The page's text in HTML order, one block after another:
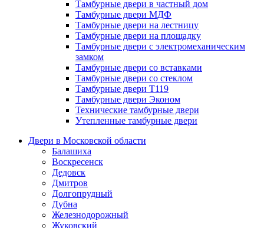
Тамбурные двери в частный дом
Тамбурные двери МДФ
Тамбурные двери на лестницу
Тамбурные двери на площадку
Тамбурные двери с электромеханическим
замком
Тамбурные двери со вставками
Тамбурные двери со стеклом
Тамбурные двери Т119
Тамбурные двери Эконом
Технические тамбурные двери
Утепленные тамбурные двери
Двери в Московской области
Балашиха
Воскресенск
Дедовск
Дмитров
Долгопрудный
Дубна
Железнодорожный
Жуковский